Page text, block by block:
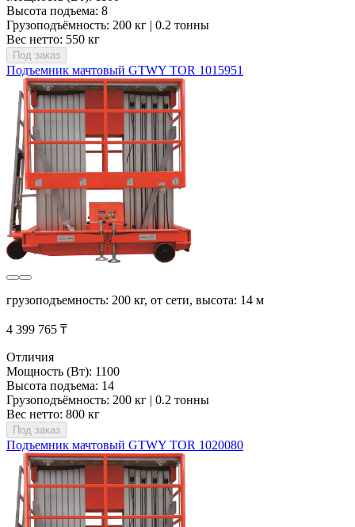
Высота подъема: 8
Грузоподъёмность: 200 кг | 0.2 тонны
Вес нетто: 550 кг
Под заказ
Подъемник мачтовый GTWY TOR 1015951
грузоподъемность: 200 кг, от сети, высота: 14 м
4 399 765 ₸
Отличия
Мощность (Вт): 1100
Высота подъема: 14
Грузоподъёмность: 200 кг | 0.2 тонны
Вес нетто: 800 кг
Под заказ
Подъемник мачтовый GTWY TOR 1020080